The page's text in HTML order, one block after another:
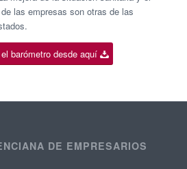
las empresas son otras de las
barómetro desde aquí
DE EMPRESARIOS